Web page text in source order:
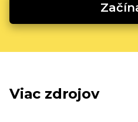
Viac zdrojov